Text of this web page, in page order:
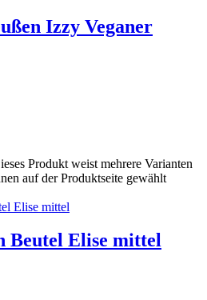
Izzy Veganer
Produkt weist mehrere Varianten
auf der Produktseite gewählt
Beutel Elise mittel